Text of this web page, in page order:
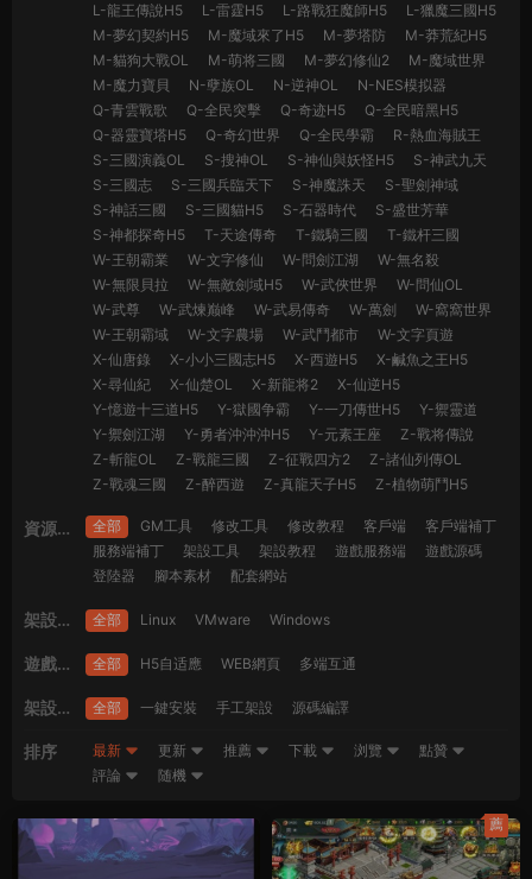
L-龍王傳說H5
L-雷霆H5 L-路戰狂魔師H5
L-獵魔三國H5
M-夢幻契約H5
M-魔域來了H5 M-夢塔防
M-莽荒紀H5
M-貓狗大戰OL
M-萌将三國 M-夢幻修仙2
M-魔域世界
M-魔力寶貝
N-孽族OL N-逆神OL
N-NES模拟器
Q-青雲戰歌
Q-全民突擊 Q-奇迹H5
Q-全民暗黑H5
Q-器靈寶塔H5
Q-奇幻世界 Q-全民學霸
R-熱血海賊王
S-三國演義OL
S-搜神OL S-神仙與妖怪H5
S-神武九天
S-三國志
S-三國兵臨天下 S-神魔誅天
S-聖劍神域
S-神話三國
S-三國貓H5 S-石器時代
S-盛世芳華
S-神都探奇H5
T-天途傳奇 T-鐵騎三國
T-鐵杆三國
W-王朝霸業
W-文字修仙 W-問劍江湖
W-無名殺
W-無限貝拉
W-無敵劍域H5 W-武俠世界
W-問仙OL
W-武尊
W-武煉巅峰 W-武易傳奇 W-萬劍
W-窩窩世界
W-王朝霸域
W-文字農場 W-武鬥都市
W-文字頁遊
X-仙唐錄
X-小小三國志H5 X-西遊H5
X-鹹魚之王H5
X-尋仙紀
X-仙楚OL X-新龍将2
X-仙逆H5
Y-憶遊十三道H5
Y-獄國争霸 Y-一刀傳世H5
Y-禦靈道
Y-禦劍江湖
Y-勇者沖沖沖H5 Y-元素王座
Z-戰将傳說
Z-斬龍OL
Z-戰龍三國 Z-征戰四方2
Z-諸仙列傳OL
Z-戰魂三國
Z-醉西遊 Z-真龍天子H5 Z-植物萌鬥H5
資源類
全部 GM工具 修改工具 修改教程 客戶端
客戶端補丁
服務端補丁
架設工具 架設教程 遊戲服務端
遊戲源碼
登陸器
腳本素材 配套網站
架設系
全部 Linux VMware Windows
遊戲平
全部 H5自适應 WEB網頁 多端互通
架設難
全部 一鍵安裝 手工架設 源碼編譯
排序 最新 更新 推薦 下載 浏覽
點贊
評論
随機
薦